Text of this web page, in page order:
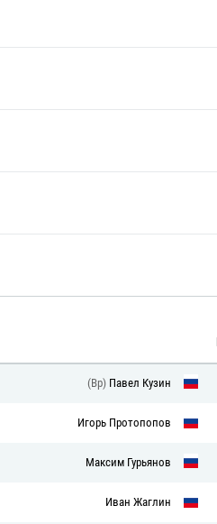
(Вр) Павел Кузин
Игорь Протопопов
Максим Гурьянов
Иван Жаглин